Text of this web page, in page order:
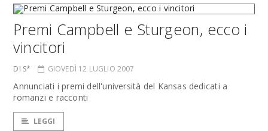
Premi Campbell e Sturgeon, ecco i
vincitori
DI S* GIOVEDÌ 12 LUGLIO 2007
Annunciati i premi dell'università del Kansas dedicati a
romanzi e racconti
LEGGI